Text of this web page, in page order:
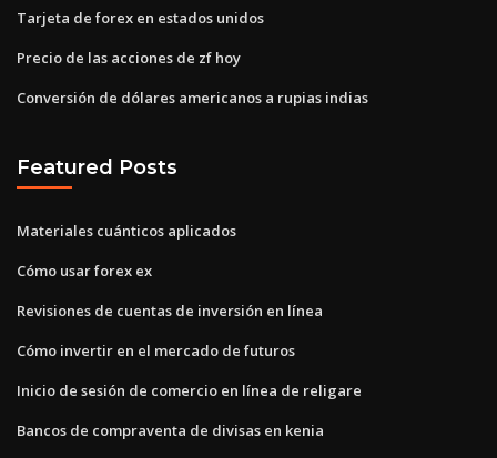
Tarjeta de forex en estados unidos
Precio de las acciones de zf hoy
Conversión de dólares americanos a rupias indias
Featured Posts
Materiales cuánticos aplicados
Cómo usar forex ex
Revisiones de cuentas de inversión en línea
Cómo invertir en el mercado de futuros
Inicio de sesión de comercio en línea de religare
Bancos de compraventa de divisas en kenia